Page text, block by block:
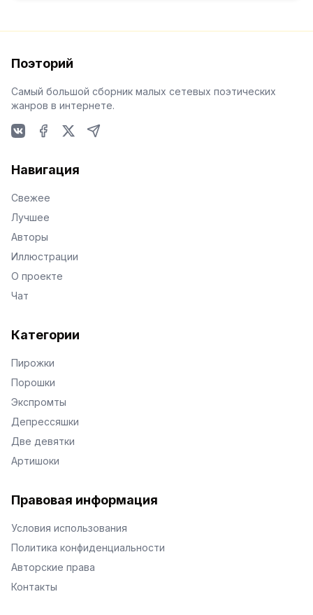
Поэторий
Самый большой сборник малых сетевых поэтических
жанров в интернете.
Навигация
Свежее
Лучшее
Авторы
Иллюстрации
О проекте
Чат
Категории
Пирожки
Порошки
Экспромты
Депрессяшки
Две девятки
Артишоки
Правовая информация
Условия использования
Политика конфиденциальности
Авторские права
Контакты